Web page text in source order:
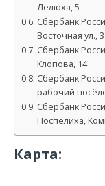
Лелюха, 5
Сбербанк
Восточная ул., 3
Сбербанк
Клопова, 14
Сбербанк
рабочий
Сбербанк
Поспелиха,
Карта: